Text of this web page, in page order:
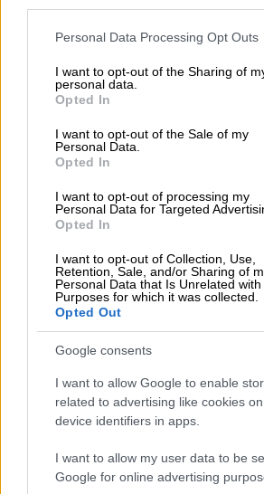
Please note that this website/app uses
not limited to your visit or usage
grant or deny consent to Google and its
use your data for below specified
consent section.
Personal Data Processing Opt Outs
I want to opt-out of the Sharing of
personal data.
Opted In
I want to opt-out of the Sale of my
Personal Data.
Opted In
I want to opt-out of processing my
Personal Data for Targeted
Opted In
I want to opt-out of Collection, Use,
Retention, Sale, and/or Sharing of
Personal Data that Is Unrelated
Purposes for which it was collected.
Opted Out
Google consents
I want to allow Google to enable
related to advertising like cookies
device identifiers in apps.
I want to allow my user data to be
Google for online advertising
Σφαίρα σε υπολογιστή
Στην πραγματικότητα ήταν
που τους έσωσε από μια
που υπό άλλες συνθήκες θα
ζωή τους.